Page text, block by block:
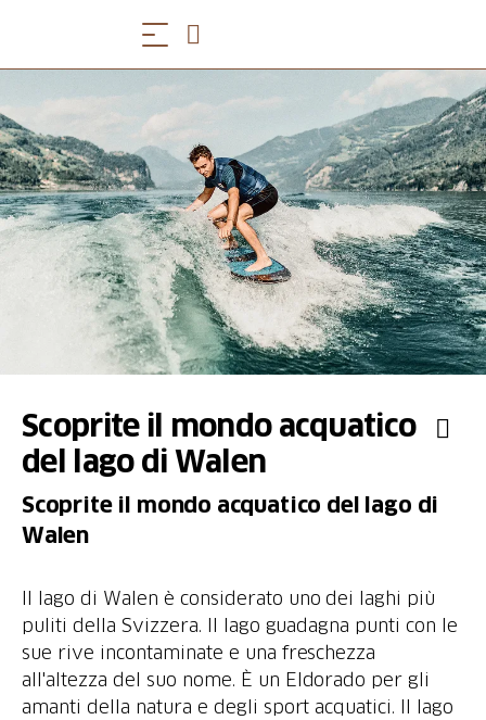
Scoprite il mondo acquatico
del lago di Walen
Scoprite il mondo acquatico del lago di
Walen
Il lago di Walen è considerato uno dei laghi più
puliti della Svizzera. Il lago guadagna punti con le
sue rive incontaminate e una freschezza
all'altezza del suo nome. È un Eldorado per gli
amanti della natura e degli sport acquatici. Il lago